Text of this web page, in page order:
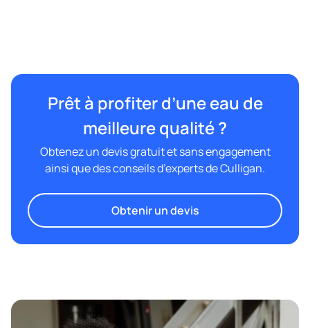
Prêt à profiter d’une eau de
meilleure qualité ?
Obtenez un devis gratuit et sans engagement
ainsi que des conseils d’experts de Culligan.
Obtenir un devis